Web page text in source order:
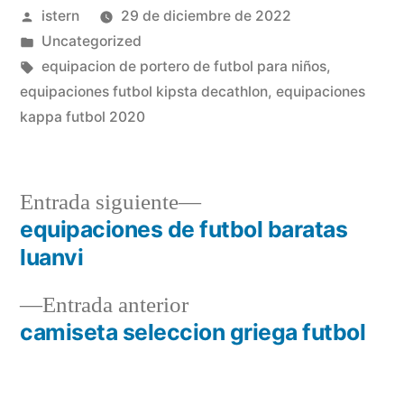
Publicado
por
istern
29 de diciembre de 2022
Publicado
en
Uncategorized
Etiquetas:
equipacion de portero de futbol para niños,
equipaciones futbol kipsta decathlon, equipaciones
kappa futbol 2020
Navegación
entradas
Entrada anteriorEntrada
anterior:
camiseta seleccion griega futbol
Entrada siguiente
Entrada
siguiente:
equipaciones de futbol baratas
luanvi